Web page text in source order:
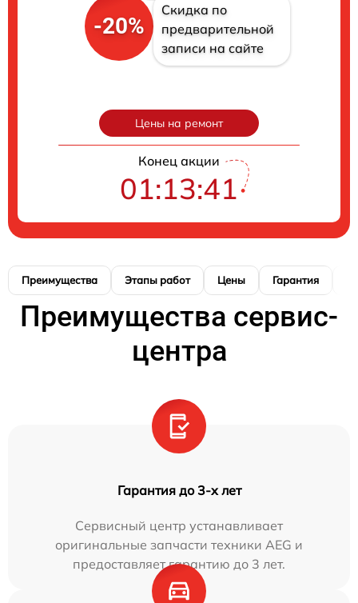
-20%
Скидка по
предварительной
записи на сайте
Цены на ремонт
Конец акции
01:13:40
Преимущества Этапы работ Цены Гарантия
Преимущества сервис-
центра
Гарантия до 3-х лет
Сервисный центр устанавливает
оригинальные запчасти техники AEG и
предоставляет гарантию до 3 лет.